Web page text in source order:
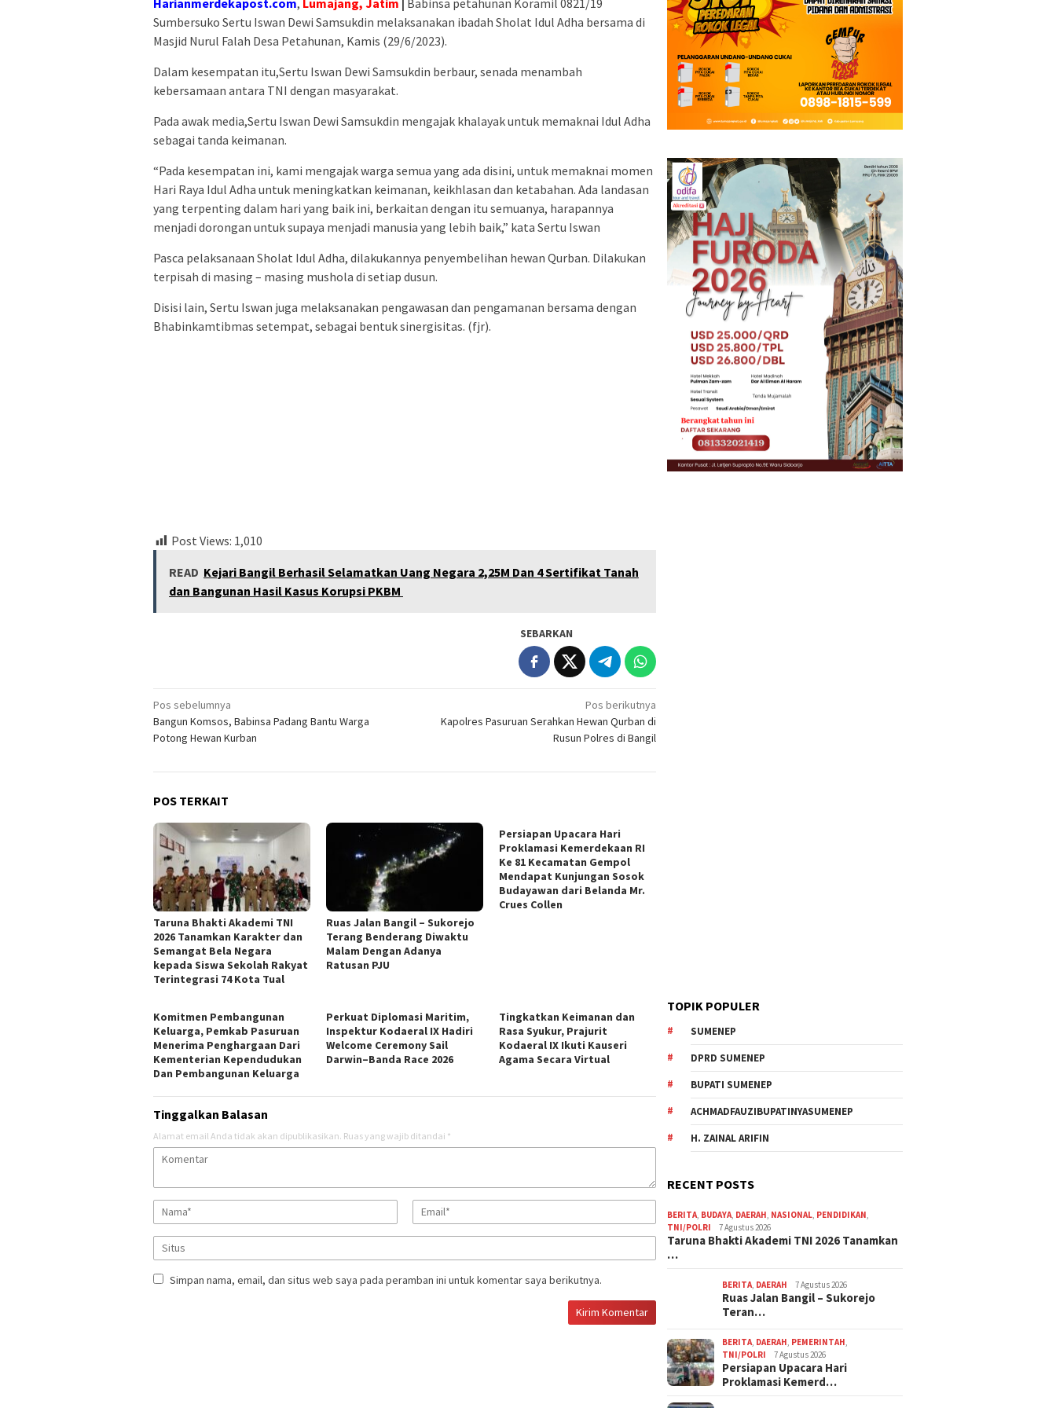
Harianmerdekapost.com, Lumajang, Jatim | Babinsa petahunan Koramil 0821/19
Sumbersuko Sertu Iswan Dewi Samsukdin melaksanakan ibadah Sholat Idul Adha bersama di
Masjid Nurul Falah Desa Petahunan, Kamis (29/6/2023).
Dalam kesempatan itu,Sertu Iswan Dewi Samsukdin berbaur, senada menambah
kebersamaan antara TNI dengan masyarakat.
Pada awak media,Sertu Iswan Dewi Samsukdin mengajak khalayak untuk memaknai Idul Adha
sebagai tanda keimanan.
“Pada kesempatan ini, kami mengajak warga semua yang ada disini, untuk memaknai momen
Hari Raya Idul Adha untuk meningkatkan keimanan, keikhlasan dan ketabahan. Ada landasan
yang terpenting dalam hari yang baik ini, berkaitan dengan itu semuanya, harapannya
menjadi dorongan untuk supaya menjadi manusia yang lebih baik,” kata Sertu Iswan
Pasca pelaksanaan Sholat Idul Adha, dilakukannya penyembelihan hewan Qurban. Dilakukan
terpisah di masing – masing mushola di setiap dusun.
Disisi lain, Sertu Iswan juga melaksanakan pengawasan dan pengamanan bersama dengan
Bhabinkamtibmas setempat, sebagai bentuk sinergisitas. (fjr).
Post Views: 1,010
READ Kejari Bangil Berhasil Selamatkan Uang Negara 2,25M Dan 4 Sertifikat Tanah
dan Bangunan Hasil Kasus Korupsi PKBM
SEBARKAN
Navigasi
pos
Pos sebelumnya
Bangun Komsos, Babinsa Padang Bantu Warga
Potong Hewan Kurban
Pos berikutnya
Kapolres Pasuruan Serahkan Hewan Qurban di
Rusun Polres di Bangil
POS TERKAIT
Taruna Bhakti Akademi TNI
2026 Tanamkan Karakter dan
Semangat Bela Negara
kepada Siswa Sekolah Rakyat
Terintegrasi 74 Kota Tual
Ruas Jalan Bangil – Sukorejo
Terang Benderang Diwaktu
Malam Dengan Adanya
Ratusan PJU
Persiapan Upacara Hari
Proklamasi Kemerdekaan RI
Ke 81 Kecamatan Gempol
Mendapat Kunjungan Sosok
Budayawan dari Belanda Mr.
Crues Collen
Komitmen Pembangunan
Keluarga, Pemkab Pasuruan
Menerima Penghargaan Dari
Kementerian Kependudukan
Dan Pembangunan Keluarga
Perkuat Diplomasi Maritim,
Inspektur Kodaeral IX Hadiri
Welcome Ceremony Sail
Darwin–Banda Race 2026
Tingkatkan Keimanan dan
Rasa Syukur, Prajurit
Kodaeral IX Ikuti Kauseri
Agama Secara Virtual
Tinggalkan Balasan
Alamat email Anda tidak akan dipublikasikan. Ruas yang wajib ditandai *
Simpan nama, email, dan situs web saya pada peramban ini untuk komentar saya berikutnya.
TOPIK POPULER
SUMENEP
DPRD SUMENEP
BUPATI SUMENEP
ACHMADFAUZIBUPATINYASUMENEP
H. ZAINAL ARIFIN
RECENT POSTS
BERITA, BUDAYA, DAERAH, NASIONAL, PENDIDIKAN,
TNI/POLRI
7 Agustus 2026
Taruna Bhakti Akademi TNI 2026 Tanamkan
…
BERITA, DAERAH 7 Agustus 2026
Ruas Jalan Bangil – Sukorejo
Teran…
BERITA, DAERAH, PEMERINTAH,
TNI/POLRI
7 Agustus 2026
Persiapan Upacara Hari
Proklamasi Kemerd…